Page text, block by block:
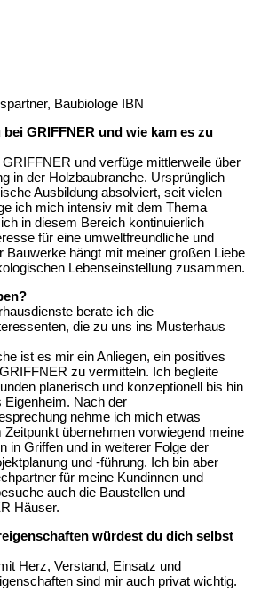
Baubiologe IBN
GRIFFNER und wie kam es zu
und verfüge mittlerweile über
in der Holzbaubranche. Ursprünglich
Ausbildung absolviert, seit vielen
ich mich intensiv mit dem Thema
in diesem Bereich kontinuierlich
für eine umweltfreundliche und
Bauwerke hängt mit meiner großen Liebe
Lebenseinstellung zusammen.
berate ich die
die zu uns ins Musterhaus
ist es mir ein Anliegen, ein positives
zu vermitteln. Ich begleite
planerisch und konzeptionell bis hin
Eigenheim. Nach der
nehme ich mich etwas
übernehmen vorwiegend meine
in Griffen und in weiterer Folge der
und -führung. Ich bin aber
für meine Kundinnen und
auch die Baustellen und
Häuser.
würdest du dich selbst
Herz, Verstand, Einsatz und
sind mir auch privat wichtig.